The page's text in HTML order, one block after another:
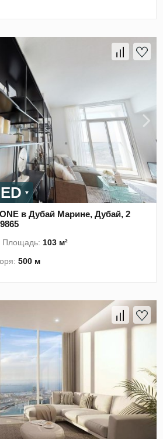
в Дубай Марине, Дубай, 2
Площадь: 103 м²
500 м